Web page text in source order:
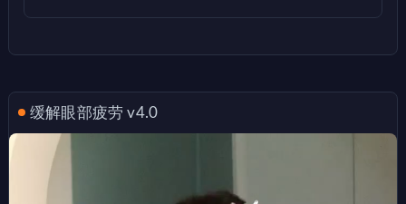
缓解眼部疲劳 v4.0